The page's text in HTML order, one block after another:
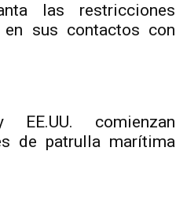
las restricciones
en sus contactos con
EE.UU. comienzan
de patrulla marítima